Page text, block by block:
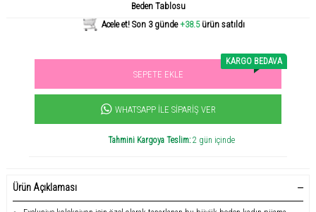
Beden Tablosu
Acele et! Son 3 günde+38.5 ürün satıldı
Sevilen ürün! 11.3B kişi favoriledi!
SEPETE EKLE
KARGO BEDAVA
WHATSAPP İLE SIPARIŞ VER
Tahmini Kargoya Teslim:2 gün içinde
Ürün Açıklaması